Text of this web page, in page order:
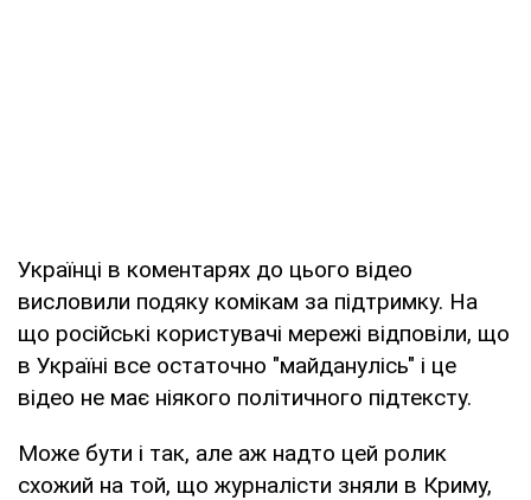
Українці в коментарях до цього відео
висловили подяку комікам за підтримку. На
що російські користувачі мережі відповіли, що
в Україні все остаточно "майданулісь" і це
відео не має ніякого політичного підтексту.
Може бути і так, але аж надто цей ролик
схожий на той, що журналісти зняли в Криму,